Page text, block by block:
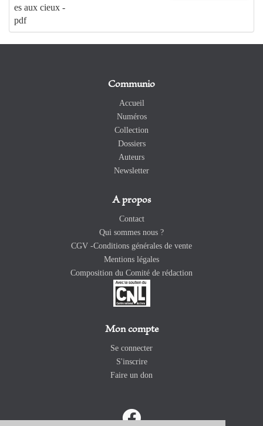
es aux cieux -
pdf
Communio
Accueil
Numéros
Collection
Dossiers
Auteurs
Newsletter
A propos
Contact
Qui sommes nous ?
CGV -Conditions générales de vente
Mentions légales
Composition du Comité de rédaction
Mon compte
Se connecter
S'inscrire
Faire un don